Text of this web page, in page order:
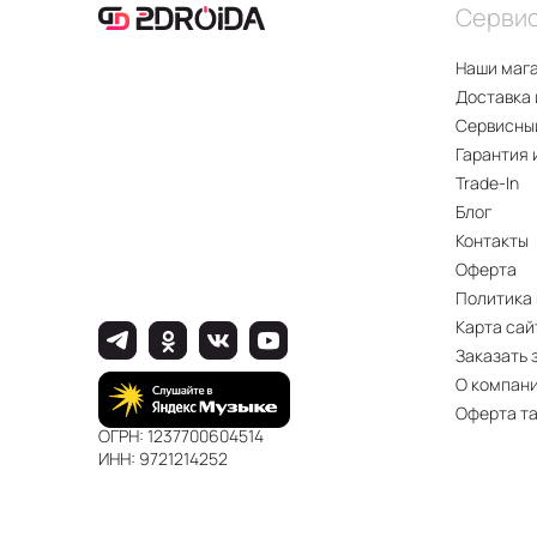
Не только
играют важную
Отличное
Высокая
Узнайте
Наши
Доставка
Гарантия
Trade-In
Блог
Контакты
Оферта
Карта
Заказать
О
Оферта
ОГРН: 1237700604514
ИНН: 9721214252